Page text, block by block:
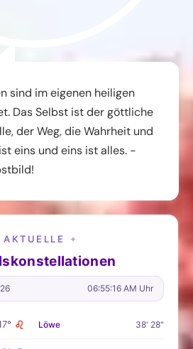
sind im eigenen heiligen
Das Selbst ist der göttliche
der Weg, die Wahrheit und
eins und eins ist alles. -
AKTUELLE ✦
06:55:17 AM Uhr
♌ Löwe 38' 28"